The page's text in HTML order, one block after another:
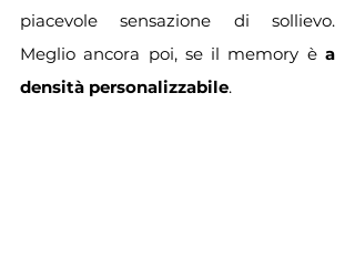
piacevole sensazione di sollievo.
Meglio ancora poi, se il memory è a
densità personalizzabile.